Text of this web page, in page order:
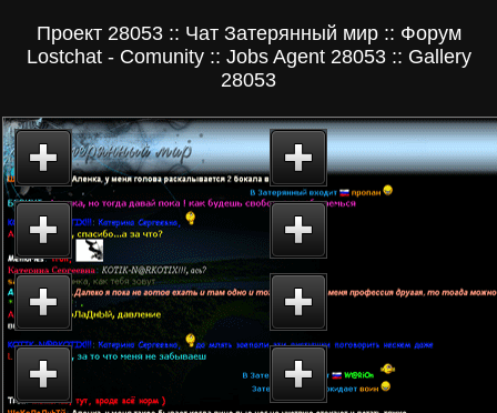
Проект 28053 :: Чат Затерянный мир :: Форум
Lostchat - Comunity :: Jobs Agent 28053 :: Gallery
28053
Главная страница сайта
Проект 28053
proekt28053.ru
Чат знакомств
Затерянный мир
www.lostchat.com
Добро пожаловать
на форум знакомств
Lostchat - Comunity
28053.RU Total Web
Второй форум чата
Затерянный мир. О
себе. Мой город...
Чат Затерянный мир
Narod`овских сайтов.
WEB Directory:
интернет-ресурсов.
для чатов...